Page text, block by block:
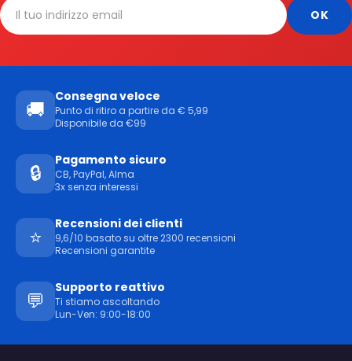
🚚
Consegna veloce
Punto di ritiro a partire da € 5,99
Disponibile da €99
🔒
Pagamento sicuro
CB, PayPal, Alma
3x senza interessi
⭐
Recensioni dei clienti
9,6/10 basato su oltre 2300 recensioni
Recensioni garantite
💬
Supporto reattivo
Ti stiamo ascoltando
Lun-Ven: 9:00-18:00